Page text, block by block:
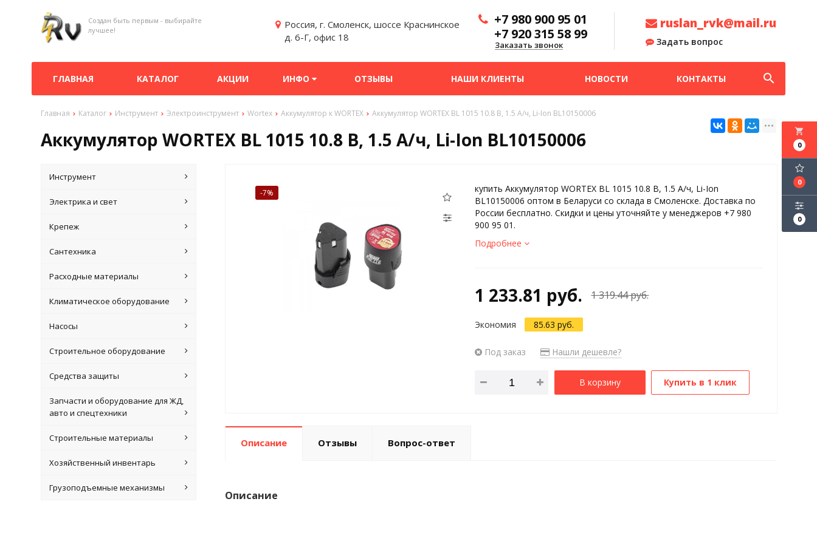
Создан быть первым - выбирайте
лучшее!
Россия, г. Смоленск, шоссе Краснинское
д. 6-Г, офис 18
+7 980 900 95 01
+7 920 315 58 99
Заказать звонок
ruslan_rvk@mail.ru
Задать вопрос
ГЛАВНАЯ КАТАЛОГ АКЦИИ ИНФО ОТЗЫВЫ НАШИ КЛИЕНТЫ НОВОСТИ КОНТАКТЫ search
Главная Каталог Инструмент Электроинструмент Wortex Аккумулятор к WORTEX Аккумулятор WORTEX BL 1015 10.8 В, 1.5 А/ч, Li-Ion BL10150006
Аккумулятор WORTEX BL 1015 10.8 В, 1.5 А/ч, Li-Ion BL10150006 local_grocery_store
0
0
0
Инструмент
Электрика и свет
Крепеж
Сантехника
Расходные материалы
Климатическое оборудование
Насосы
Строительное оборудование
Средства защиты
Запчасти и оборудование для ЖД,
авто и спецтехники
Строительные материалы
Хозяйственный инвентарь
Грузоподъемные механизмы
-7%
купить Аккумулятор WORTEX BL 1015 10.8 В, 1.5 А/ч, Li-Ion
BL10150006 оптом в Беларуси со склада в Смоленске. Доставка по
России бесплатно. Скидки и цены уточняйте у менеджеров +7 980
900 95 01.
Подробнее
1 233.81 руб. 1 319.44 руб.
Экономия 85.63 руб.
Под заказ Нашли дешевле?
В корзину Купить в 1 клик
Описание Отзывы Вопрос-ответ
Описание